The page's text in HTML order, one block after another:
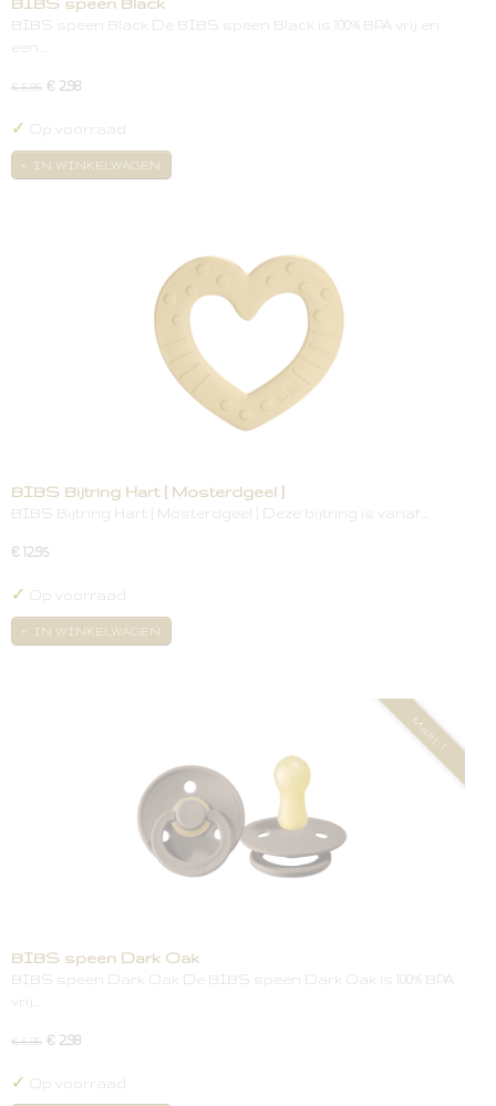
BIBS speen Black
BIBS speen Black De BIBS speen Black is 100% BPA vrij en
een…
€ 5,95 € 2,98
✓ Op voorraad
IN WINKELWAGEN
BIBS Bijtring Hart [ Mosterdgeel ]
BIBS Bijtring Hart [ Mosterdgeel ] Deze bijtring is vanaf…
€ 12,95
✓ Op voorraad
IN WINKELWAGEN
Maat: 1
BIBS speen Dark Oak
BIBS speen Dark Oak De BIBS speen Dark Oak is 100% BPA
vrij…
€ 5,95 € 2,98
✓ Op voorraad